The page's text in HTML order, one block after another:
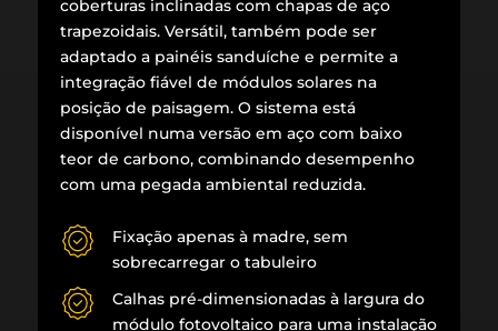
coberturas inclinadas com chapas de aço
trapezoidais. Versátil, também pode ser
adaptado a painéis sanduíche e permite a
integração fiável de módulos solares na
posição de paisagem. O sistema está
disponível numa versão em aço com baixo
teor de carbono, combinando desempenho
com uma pegada ambiental reduzida.
Fixação apenas à madre, sem
sobrecarregar o tabuleiro
Calhas pré-dimensionadas à largura do
módulo fotovoltaico para uma instalação